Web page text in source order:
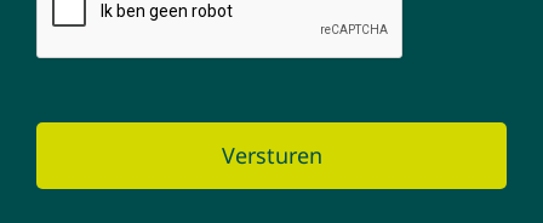
Versturen